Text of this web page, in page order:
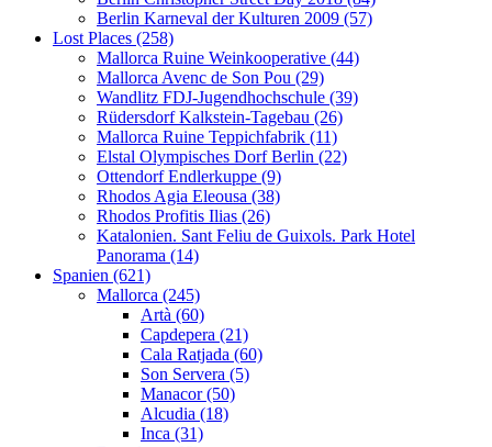
Berlin Karneval der Kulturen 2009 (57)
Lost Places (258)
Mallorca Ruine Weinkooperative (44)
Mallorca Avenc de Son Pou (29)
Wandlitz FDJ-Jugendhochschule (39)
Rüdersdorf Kalkstein-Tagebau (26)
Mallorca Ruine Teppichfabrik (11)
Elstal Olympisches Dorf Berlin (22)
Ottendorf Endlerkuppe (9)
Rhodos Agia Eleousa (38)
Rhodos Profitis Ilias (26)
Katalonien. Sant Feliu de Guixols. Park Hotel
Panorama (14)
Spanien (621)
Mallorca (245)
Artà (60)
Capdepera (21)
Cala Ratjada (60)
Son Servera (5)
Manacor (50)
Alcudia (18)
Inca (31)